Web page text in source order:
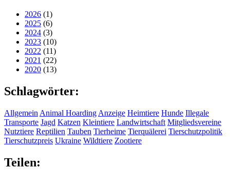
2026 (1)
2025 (6)
2024 (3)
2023 (10)
2022 (11)
2021 (22)
2020 (13)
Schlagwörter:
Allgemein Animal Hoarding Anzeige Heimtiere Hunde Illegale
Transporte Jagd Katzen Kleintiere Landwirtschaft Mitgliedsvereine
Nutztiere Reptilien Tauben Tierheime Tierquälerei Tierschutzpolitik
Tierschutzpreis Ukraine Wildtiere Zootiere
Teilen: